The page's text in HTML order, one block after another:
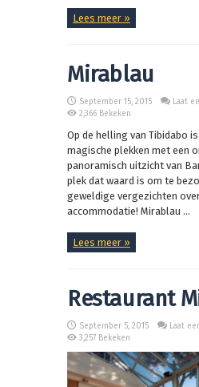
Lees meer »
Mirablau
September 15, 2015
Laat
2,366 Bekeken
Op de helling van Tibidabo
magische plekken met een
panoramisch uitzicht van
plek dat waard is om te
geweldige vergezichten
accommodatie! Mirablau ...
Lees meer »
Restaurant
September 5, 2015
Laat
3,257 Bekeken